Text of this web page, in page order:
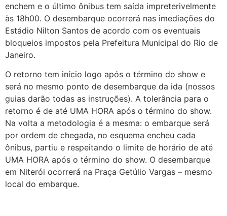
enchem e o último ônibus tem saída impreterivelmente
às 18h00. O desembarque ocorrerá nas imediações do
Estádio Nilton Santos de acordo com os eventuais
bloqueios impostos pela Prefeitura Municipal do Rio de
Janeiro.
O retorno tem início logo após o término do show e
será no mesmo ponto de desembarque da ida (nossos
guias darão todas as instruções). A tolerância para o
retorno é de até UMA HORA após o término do show.
Na volta a metodologia é a mesma: o embarque será
por ordem de chegada, no esquema encheu cada
ônibus, partiu e respeitando o limite de horário de até
UMA HORA após o término do show. O desembarque
em Niterói ocorrerá na Praça Getúlio Vargas – mesmo
local do embarque.